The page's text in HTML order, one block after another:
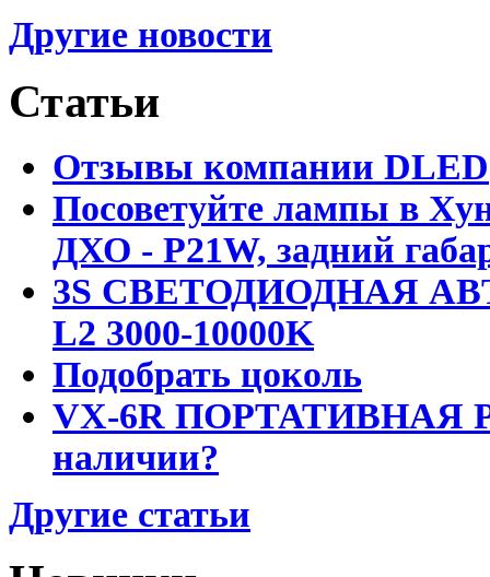
Другие новости
Статьи
Отзывы компании DLED
Посоветуйте лампы в
ДХО - P21W, задний
3S СВЕТОДИОДНАЯ
L2 3000-10000K
Подобрать цоколь
VX-6R ПОРТАТИВНАЯ
наличии?
Другие статьи